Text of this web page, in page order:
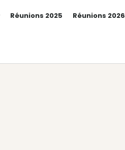
Réunions 2025 Réunions 2026